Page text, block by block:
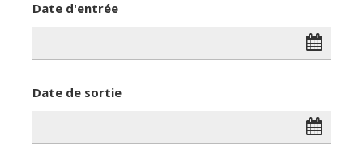
region (April 2019).
Date d'entrée
Date de sortie